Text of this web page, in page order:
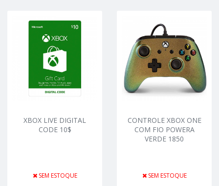
XBOX LIVE DIGITAL
CODE 10$
SEM ESTOQUE
CONTROLE XBOX ONE
COM FIO POWERA
VERDE 1850
SEM ESTOQUE